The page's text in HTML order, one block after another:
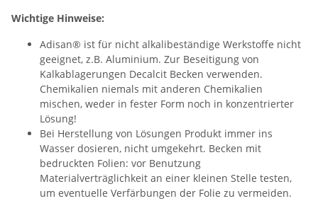
Wichtige Hinweise:
Adisan® ist für nicht alkalibeständige Werkstoffe nicht
geeignet, z.B. Aluminium. Zur Beseitigung von
Kalkablagerungen Decalcit Becken verwenden.
Chemikalien niemals mit anderen Chemikalien
mischen, weder in fester Form noch in konzentrierter
Lösung!
Bei Herstellung von Lösungen Produkt immer ins
Wasser dosieren, nicht umgekehrt. Becken mit
bedruckten Folien: vor Benutzung
Materialverträglichkeit an einer kleinen Stelle testen,
um eventuelle Verfärbungen der Folie zu vermeiden.